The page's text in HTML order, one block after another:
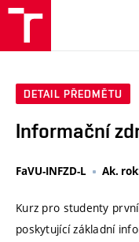
DETAIL PŘEDMĚTU
Informační
FaVU-INFZD-L Ak.
Kurz pro studenty
poskytující základní